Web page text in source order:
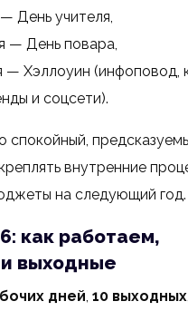
День учителя,
— День повара,
— Хэллоуин (инфоповод,
и соцсети).
спокойный,
внутренние
на следующий год.
как работаем,
выходные
дней, 10 выходных